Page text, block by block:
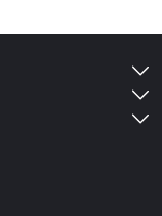
mejor
Existen
con
totalmente
y aportan una